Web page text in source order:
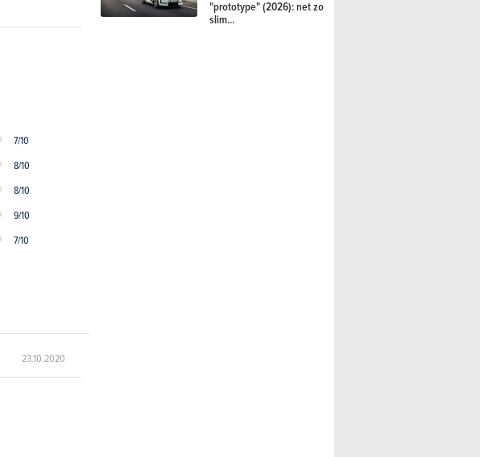
7/10
8/10
8/10
9/10
7/10
23.10.2020
"prototype" (2026): net zo
slim...